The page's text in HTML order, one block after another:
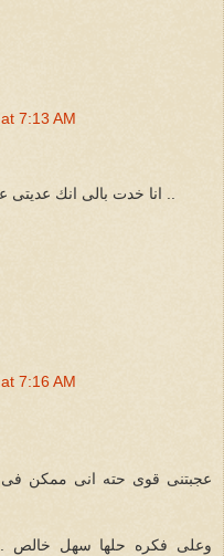
7:13 AM
7:16 AM
عجبتنى قوى حته انى ممكن فى
وعلى فكره حلها سهل خالص ..